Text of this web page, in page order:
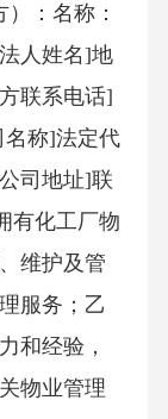
：名称：
人姓名]地
联系电话]
名称]法定代
司地址]联
有化工厂物
维护及管
服务；乙
和经验，
物业管理